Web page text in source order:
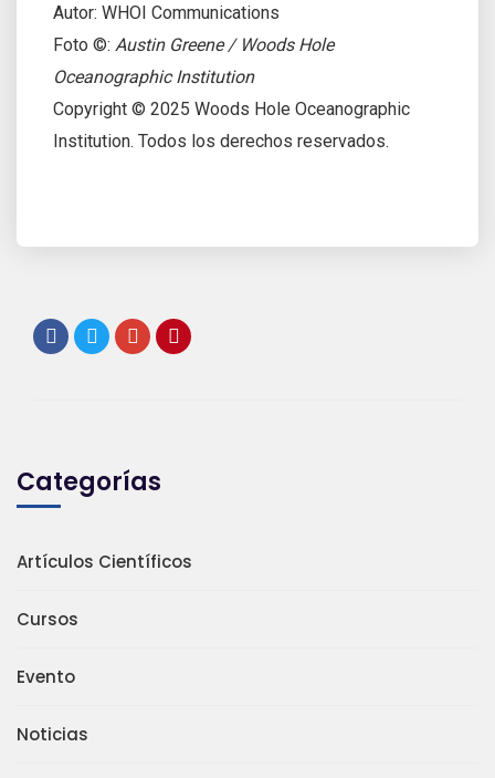
Autor: WHOI Communications
Foto ©: Austin Greene / Woods Hole
Oceanographic Institution
Copyright © 2025 Woods Hole Oceanographic
Institution. Todos los derechos reservados.
Categorías
Artículos Científicos
Cursos
Evento
Noticias